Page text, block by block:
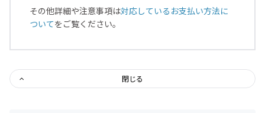
その他詳細や注意事項は対応しているお支払い方法に
ついてをご覧ください。
閉じる